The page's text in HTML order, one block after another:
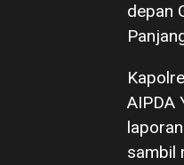
depan
AIPDA
sambil